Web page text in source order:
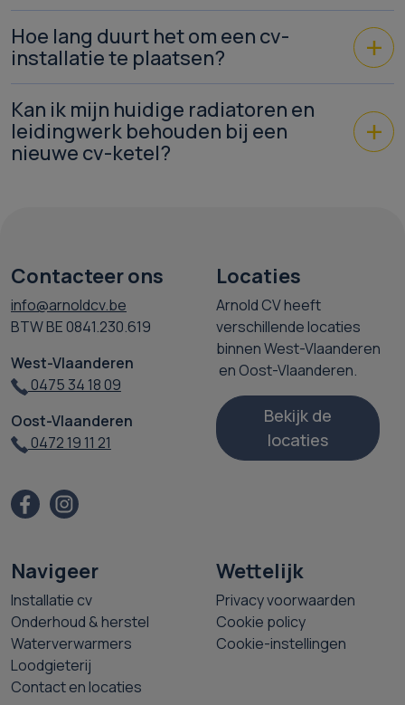
Hoe lang duurt het om een cv-
installatie te plaatsen?
Kan ik mijn huidige radiatoren en
leidingwerk behouden bij een
nieuwe cv-ketel?
Contacteer ons
info@arnoldcv.be
BTW BE 0841.230.619
West-Vlaanderen
0475 34 18 09
Oost-Vlaanderen
0472 19 11 21
Locaties
Arnold CV heeft
verschillende locaties
binnen West-Vlaanderen
en Oost-Vlaanderen.
Bekijk de
locaties
Navigeer
Installatie cv
Onderhoud & herstel
Waterverwarmers
Loodgieterij
Contact en locaties
Wettelijk
Privacy voorwaarden
Cookie policy
Cookie-instellingen